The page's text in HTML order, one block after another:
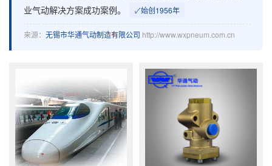
业气动解决方案成功案例。
✓始创1956年
来源： 无锡市华通气动制造有限公司 http://www.wxpneum.com.cn